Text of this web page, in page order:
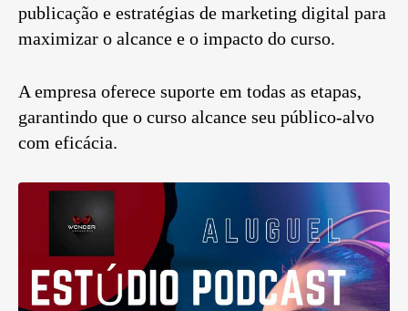
publicação e estratégias de marketing digital para
maximizar o alcance e o impacto do curso.
A empresa oferece suporte em todas as etapas,
garantindo que o curso alcance seu público-alvo
com eficácia.